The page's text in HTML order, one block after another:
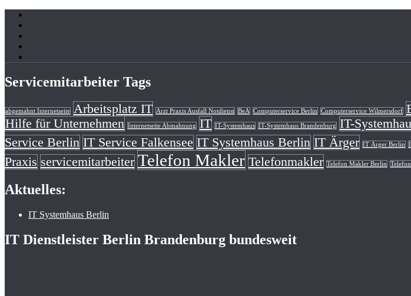
Servicemitarbeiter Tags
abgemahnt Internetseite Arbeitsplatz IT Arzt Praxis Ausfall Notdienst BeA Computerservice Berlin Computerservice Wilmersdorf
Hilfe für Unternehmen Internetseite Abmahnung IT IT-Systemhaus IT-Systemhaus Brandenburg IT-
Service Berlin IT Service Falkensee IT Systemhaus Berlin IT Ärger IT Ärger Berlin
Praxis servicemitarbeiter Telefon Makler Telefonmakler Telefon Makler Berlin
Aktuelles:
IT Systemhaus Berlin
IT Dienstleister Berlin Brandenburg bundesweit